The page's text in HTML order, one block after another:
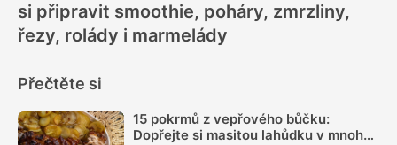
si připravit smoothie, poháry, zmrzliny,
řezy, rolády i marmelády
Přečtěte si
15 pokrmů z vepřového bůčku:
Dopřejte si masitou lahůdku v mnoha